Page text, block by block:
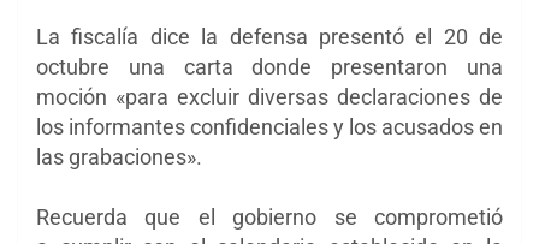
La fiscalía dice la defensa presentó el 20 de
octubre una carta donde presentaron una
moción «para excluir diversas declaraciones de
los informantes confidenciales y los acusados ​​en
las grabaciones».
Recuerda que el gobierno se comprometió